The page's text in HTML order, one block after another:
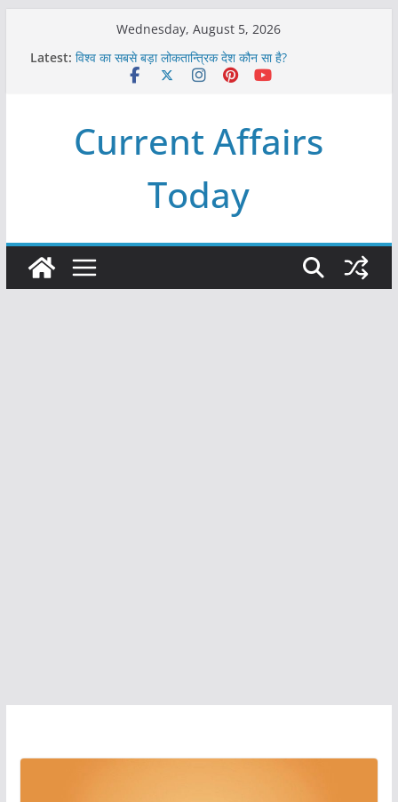
Wednesday, August 5, 2026
Latest: विश्व का सबसे बड़ा लोकतान्त्रिक देश कौन सा है?
Refeeding Syndrome and its Management
विश्व में कितने प्रकार के शासन होते है?
Current Affairs
Today